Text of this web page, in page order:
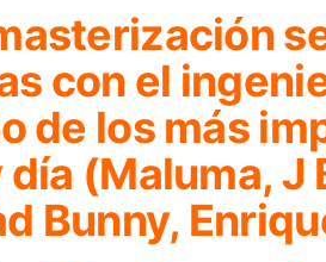
con el
de los más
(Maluma, J
Bunny,